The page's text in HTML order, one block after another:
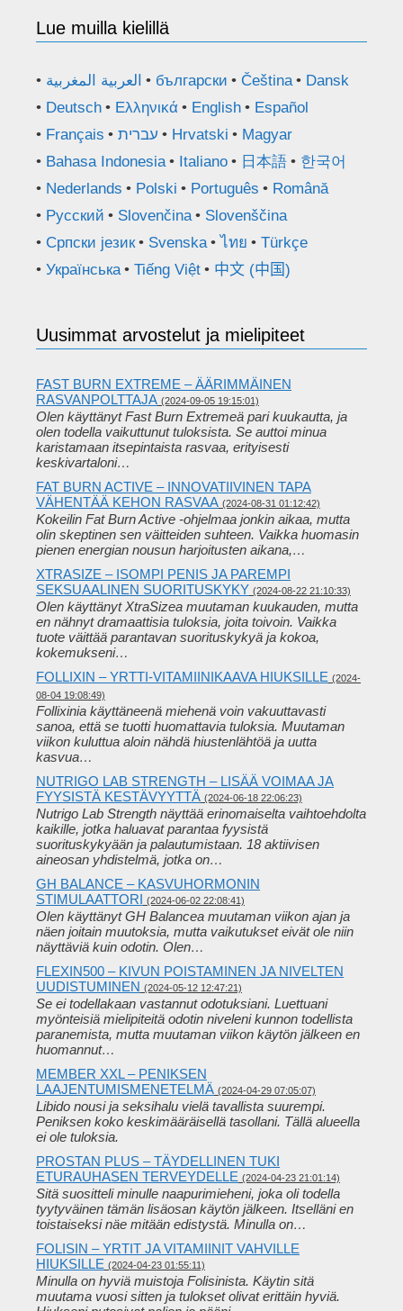
Lue muilla kielillä
العربية المغربية български Čeština
Dansk
Deutsch
Ελληνικά English
Español
Français
עברית Hrvatski
Magyar
Bahasa Indonesia
Italiano 日本語
한국어
Nederlands
Polski Português
Română
Русский
Slovenčina
Slovenščina
Српски језик
Svenska ไทย
Türkçe
Українська
Tiếng Việt 中文 (中国)
Uusimmat arvostelut ja mielipiteet
FAST BURN EXTREME – ÄÄRIMMÄINEN
RASVANPOLTTAJA (2024-09-05 19:15:01)
Olen käyttänyt Fast Burn Extremeä pari kuukautta, ja
olen todella vaikuttunut tuloksista. Se auttoi minua
karistamaan itsepintaista rasvaa, erityisesti
keskivartaloni…
FAT BURN ACTIVE – INNOVATIIVINEN TAPA
VÄHENTÄÄ KEHON RASVAA (2024-08-31 01:12:42)
Kokeilin Fat Burn Active -ohjelmaa jonkin aikaa, mutta
olin skeptinen sen väitteiden suhteen. Vaikka huomasin
pienen energian nousun harjoitusten aikana,…
XTRASIZE – ISOMPI PENIS JA PAREMPI
SEKSUAALINEN SUORITUSKYKY (2024-08-22 21:10:33)
Olen käyttänyt XtraSizea muutaman kuukauden, mutta
en nähnyt dramaattisia tuloksia, joita toivoin. Vaikka
tuote väittää parantavan suorituskykyä ja kokoa,
kokemukseni…
FOLLIXIN – YRTTI-VITAMIINIKAAVA HIUKSILLE (2024-
08-04 19:08:49)
Follixinia käyttäneenä miehenä voin vakuuttavasti
sanoa, että se tuotti huomattavia tuloksia. Muutaman
viikon kuluttua aloin nähdä hiustenlähtöä ja uutta
kasvua…
NUTRIGO LAB STRENGTH – LISÄÄ VOIMAA JA
FYYSISTÄ KESTÄVYYTTÄ (2024-06-18 22:06:23)
Nutrigo Lab Strength näyttää erinomaiselta vaihtoehdolta
kaikille, jotka haluavat parantaa fyysistä
suorituskykyään ja palautumistaan. 18 aktiivisen
aineosan yhdistelmä, jotka on…
GH BALANCE – KASVUHORMONIN
STIMULAATTORI (2024-06-02 22:08:41)
Olen käyttänyt GH Balancea muutaman viikon ajan ja
näen joitain muutoksia, mutta vaikutukset eivät ole niin
näyttäviä kuin odotin. Olen…
FLEXIN500 – KIVUN POISTAMINEN JA NIVELTEN
UUDISTUMINEN (2024-05-12 12:47:21)
Se ei todellakaan vastannut odotuksiani. Luettuani
myönteisiä mielipiteitä odotin niveleni kunnon todellista
paranemista, mutta muutaman viikon käytön jälkeen en
huomannut…
MEMBER XXL – PENIKSEN
LAAJENTUMISMENETELMÄ (2024-04-29 07:05:07)
Libido nousi ja seksihalu vielä tavallista suurempi.
Peniksen koko keskimääräisellä tasollani. Tällä alueella
ei ole tuloksia.
PROSTAN PLUS – TÄYDELLINEN TUKI
ETURAUHASEN TERVEYDELLE (2024-04-23 21:01:14)
Sitä suositteli minulle naapurimieheni, joka oli todella
tyytyväinen tämän lisäosan käytön jälkeen. Itselläni en
toistaiseksi näe mitään edistystä. Minulla on…
FOLISIN – YRTIT JA VITAMIINIT VAHVILLE
HIUKSILLE (2024-04-23 01:55:11)
Minulla on hyviä muistoja Folisinista. Käytin sitä
muutama vuosi sitten ja tulokset olivat erittäin hyviä.